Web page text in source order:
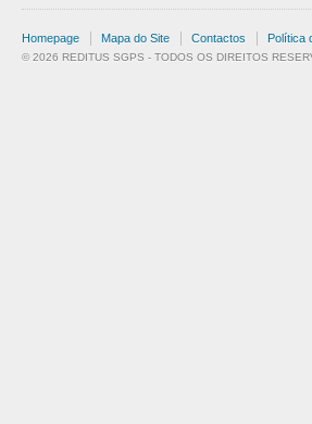
Homepage Mapa do Site Contactos Política
© 2026 REDITUS SGPS - TODOS OS DIREITOS